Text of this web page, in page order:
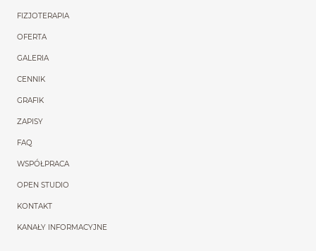
FIZJOTERAPIA
OFERTA
GALERIA
CENNIK
GRAFIK
ZAPISY
FAQ
WSPÓŁPRACA
OPEN STUDIO
KONTAKT
KANAŁY INFORMACYJNE